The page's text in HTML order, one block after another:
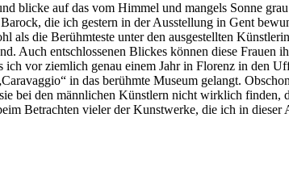
blicke auf das vom Himmel und mangels Sonne
die ich gestern in der Ausstellung in Gent
als die Berühmteste unter den ausgestellten
Auch entschlossenen Blickes können diese
vor ziemlich genau einem Jahr in Florenz in den
in das berühmte Museum gelangt.
bei den männlichen Künstlern nicht wirklich finden,
Betrachten vieler der Kunstwerke, die ich in